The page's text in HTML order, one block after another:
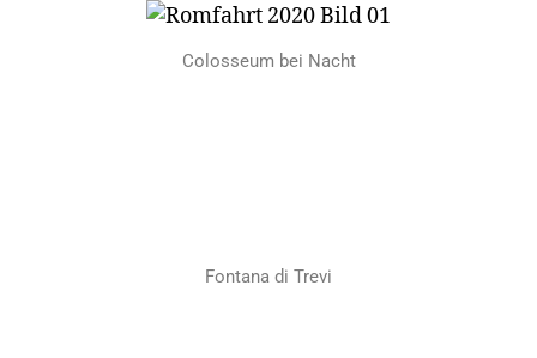
Colosseum bei Nacht
Fontana di Trevi